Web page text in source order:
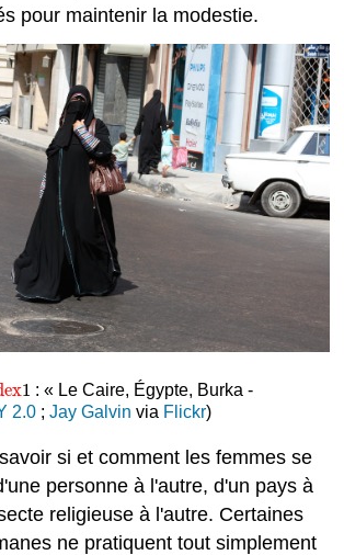
pour maintenir la modestie.
1
1 : « Le Caire, Égypte, Burka -
2.0; Jay Galvin via Flickr)
si et comment les femmes se
personne à l'autre, d'un pays à
religieuse à l'autre. Certaines
ne pratiquent tout simplement